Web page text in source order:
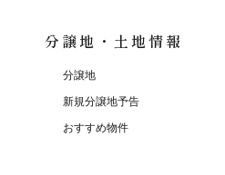
分譲地・土地情報
分譲地
新規分譲地予告
おすすめ物件